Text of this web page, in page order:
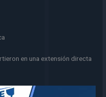
en una extensión directa